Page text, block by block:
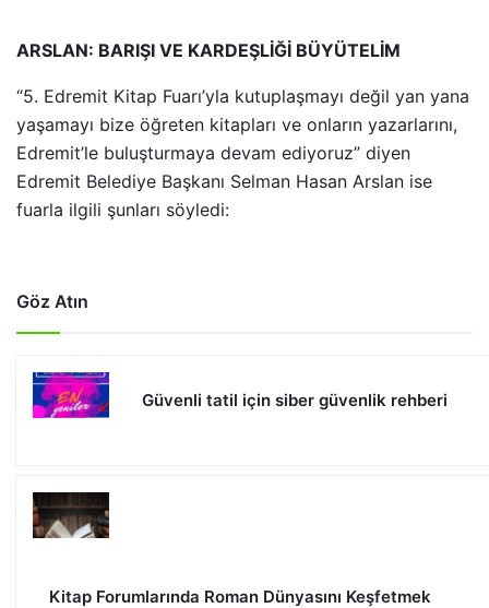
ARSLAN: BARIŞI VE KARDEŞLİĞİ BÜYÜTELİM
“5. Edremit Kitap Fuarı’yla kutuplaşmayı değil yan yana
yaşamayı bize öğreten kitapları ve onların yazarlarını,
Edremit’le buluşturmaya devam ediyoruz” diyen
Edremit Belediye Başkanı Selman Hasan Arslan ise
fuarla ilgili şunları söyledi:
Göz Atın
Güvenli tatil için siber güvenlik rehberi
Kitap Forumlarında Roman Dünyasını Keşfetmek